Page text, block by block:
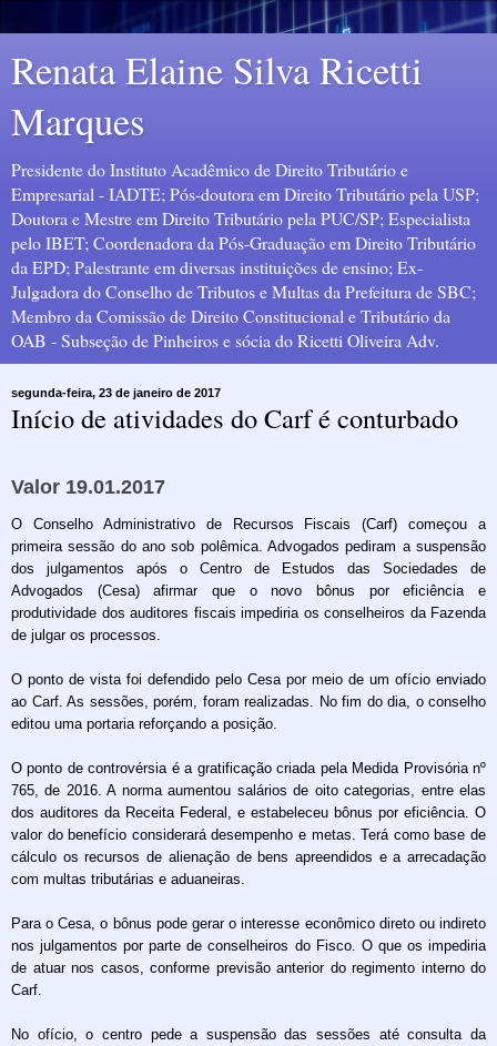
Renata Elaine Silva Ricetti
Marques
Presidente do Instituto Acadêmico de Direito Tributário e
Empresarial - IADTE; Pós-doutora em Direito Tributário pela USP;
Doutora e Mestre em Direito Tributário pela PUC/SP; Especialista
pelo IBET; Coordenadora da Pós-Graduação em Direito Tributário
da EPD; Palestrante em diversas instituições de ensino; Ex-
Julgadora do Conselho de Tributos e Multas da Prefeitura de SBC;
Membro da Comissão de Direito Constitucional e Tributário da
OAB - Subseção de Pinheiros e sócia do Ricetti Oliveira Adv.
segunda-feira, 23 de janeiro de 2017
Início de atividades do Carf é conturbado
Valor 19.01.2017
O Conselho Administrativo de Recursos Fiscais (Carf) começou a
primeira sessão do ano sob polêmica. Advogados pediram a suspensão
dos julgamentos após o Centro de Estudos das Sociedades de
Advogados (Cesa) afirmar que o novo bônus por eficiência e
produtividade dos auditores fiscais impediria os conselheiros da Fazenda
de julgar os processos.
O ponto de vista foi defendido pelo Cesa por meio de um ofício enviado
ao Carf. As sessões, porém, foram realizadas. No fim do dia, o conselho
editou uma portaria reforçando a posição.
O ponto de controvérsia é a gratificação criada pela Medida Provisória nº
765, de 2016. A norma aumentou salários de oito categorias, entre elas
dos auditores da Receita Federal, e estabeleceu bônus por eficiência. O
valor do benefício considerará desempenho e metas. Terá como base de
cálculo os recursos de alienação de bens apreendidos e a arrecadação
com multas tributárias e aduaneiras.
Para o Cesa, o bônus pode gerar o interesse econômico direto ou indireto
nos julgamentos por parte de conselheiros do Fisco. O que os impediria
de atuar nos casos, conforme previsão anterior do regimento interno do
Carf.
No ofício, o centro pede a suspensão das sessões até consulta da